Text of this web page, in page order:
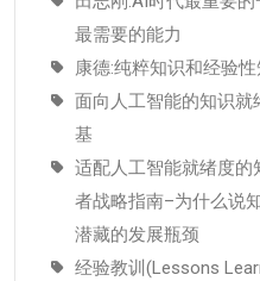
最需要的能力
康德:纯粹知识和经验性
面向人工智能的知识就
基
适配人工智能就绪度的
者战略指南–为什么说
潜藏的发展瓶颈
经验教训(Lessons